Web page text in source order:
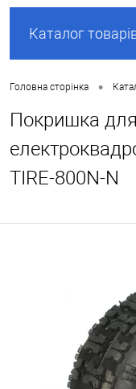
Каталог
Головна сторінка •
Покришка
TIRE-800N-N